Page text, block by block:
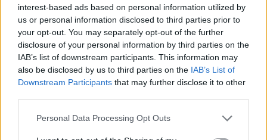
interest-based ads based on personal information utilized by
us or personal information disclosed to third parties prior to
your opt-out. You may separately opt-out of the further
disclosure of your personal information by third parties on the
IAB’s list of downstream participants. This information may
also be disclosed by us to third parties on the IAB’s List of
Downstream Participants that may further disclose it to other
Personal Data Processing Opt Outs
2026. május 18. 19:27 | Portfolio
Bekövetkezett, amitől tartottak: történelmi